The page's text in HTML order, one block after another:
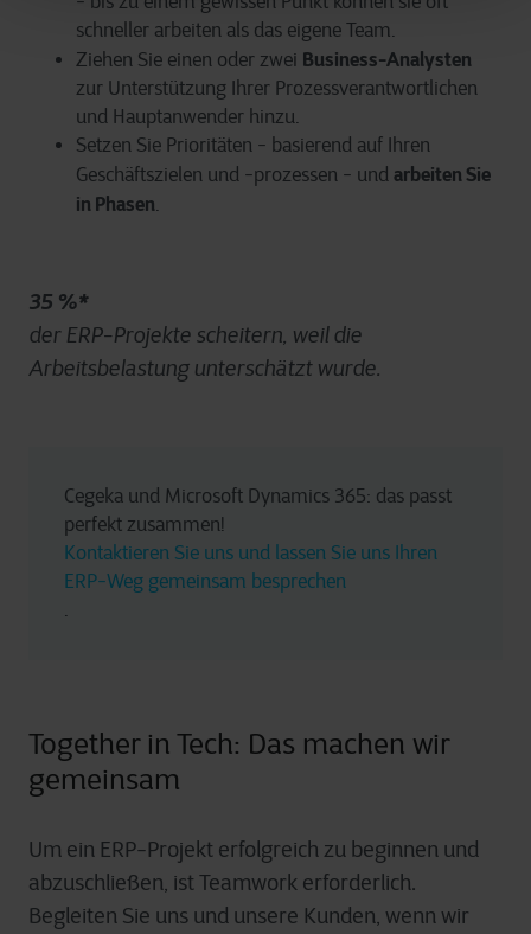
schneller arbeiten als das eigene Team.
Ziehen Sie einen oder zwei Business-Analysten
zur Unterstützung Ihrer Prozessverantwortlichen
und Hauptanwender hinzu.
Setzen Sie Prioritäten - basierend auf Ihren
Geschäftszielen und -prozessen - und arbeiten Sie
in Phasen
35 %*
der ERP-Projekte scheitern, weil die
Arbeitsbelastung unterschätzt wurde.
Cegeka und Microsoft Dynamics 365: das passt
perfekt zusammen!
Kontaktieren Sie uns und lassen Sie uns Ihren
ERP-Weg gemeinsam besprechen
Together in Tech: Das machen wir
gemeinsam
Um ein ERP-Projekt erfolgreich zu beginnen und
abzuschließen, ist Teamwork erforderlich.
Begleiten Sie uns und unsere Kunden, wenn wir